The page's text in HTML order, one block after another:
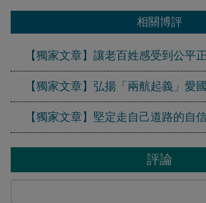
相關博評
【獨家文章】讓老百姓感受到公平
【獨家文章】弘揚「兩航起義」愛
【獨家文章】堅定走自己道路的自
評論